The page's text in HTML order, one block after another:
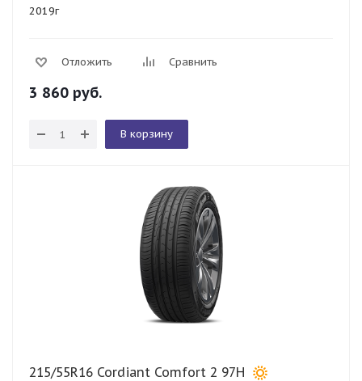
2019г
Отложить Сравнить
3 860 руб.
В корзину
215/55R16 Cordiant Comfort 2 97H